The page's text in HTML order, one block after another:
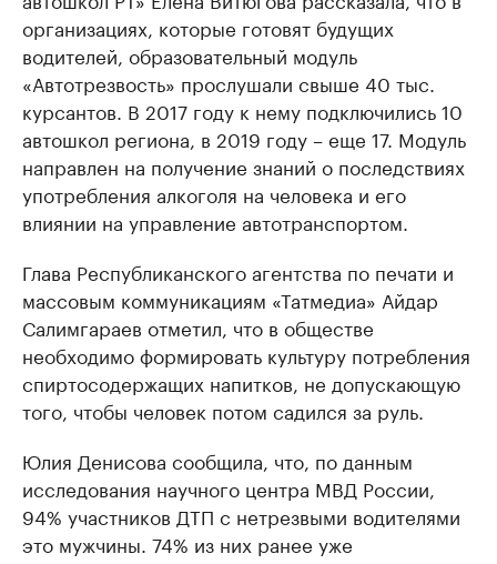
организациях, которые готовят будущих
водителей, образовательный модуль
«Автотрезвость» прослушали свыше 40 тыс.
курсантов. В 2017 году к нему подключились 10
автошкол региона, в 2019 году – еще 17. Модуль
направлен на получение знаний о последствиях
употребления алкоголя на человека и его
влиянии на управление автотранспортом.
Глава Республиканского агентства по печати и
массовым коммуникациям «Татмедиа» Айдар
Салимгараев отметил, что в обществе
необходимо формировать культуру потребления
спиртосодержащих напитков, не допускающую
того, чтобы человек потом садился за руль.
Юлия Денисова сообщила, что, по данным
исследования научного центра МВД России,
94% участников ДТП с нетрезвыми водителями
это мужчины. 74% из них ранее уже